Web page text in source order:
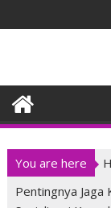
to
You are here
Pentingnya